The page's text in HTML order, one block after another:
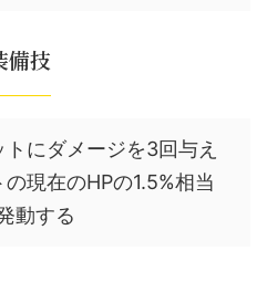
備技
にダメージを3回与え
現在のHPの1.5%相当
動する